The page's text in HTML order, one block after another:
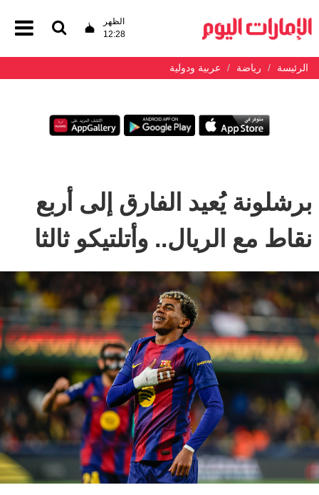
الظهر
12:28
الرئيسة رياضة عربية ودولية
برشلونة يُعيد الفارق إلى أربع
نقاط مع الريال.. وأتلتيكو ثالثا